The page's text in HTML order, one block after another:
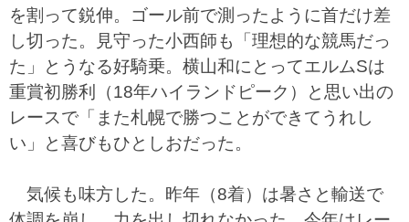
を割って鋭伸。ゴール前で測ったように首だけ差
し切った。見守った小西師も「理想的な競馬だっ
た」とうなる好騎乗。横山和にとってエルムSは
重賞初勝利（18年ハイランドピーク）と思い出の
レースで「また札幌で勝つことができてうれし
い」と喜びもひとしおだった。
気候も味方した。昨年（8着）は暑さと輸送で